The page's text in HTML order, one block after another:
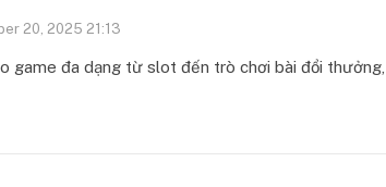
20, 2025 21:13
game đa dạng từ slot đến trò chơi bài đổi